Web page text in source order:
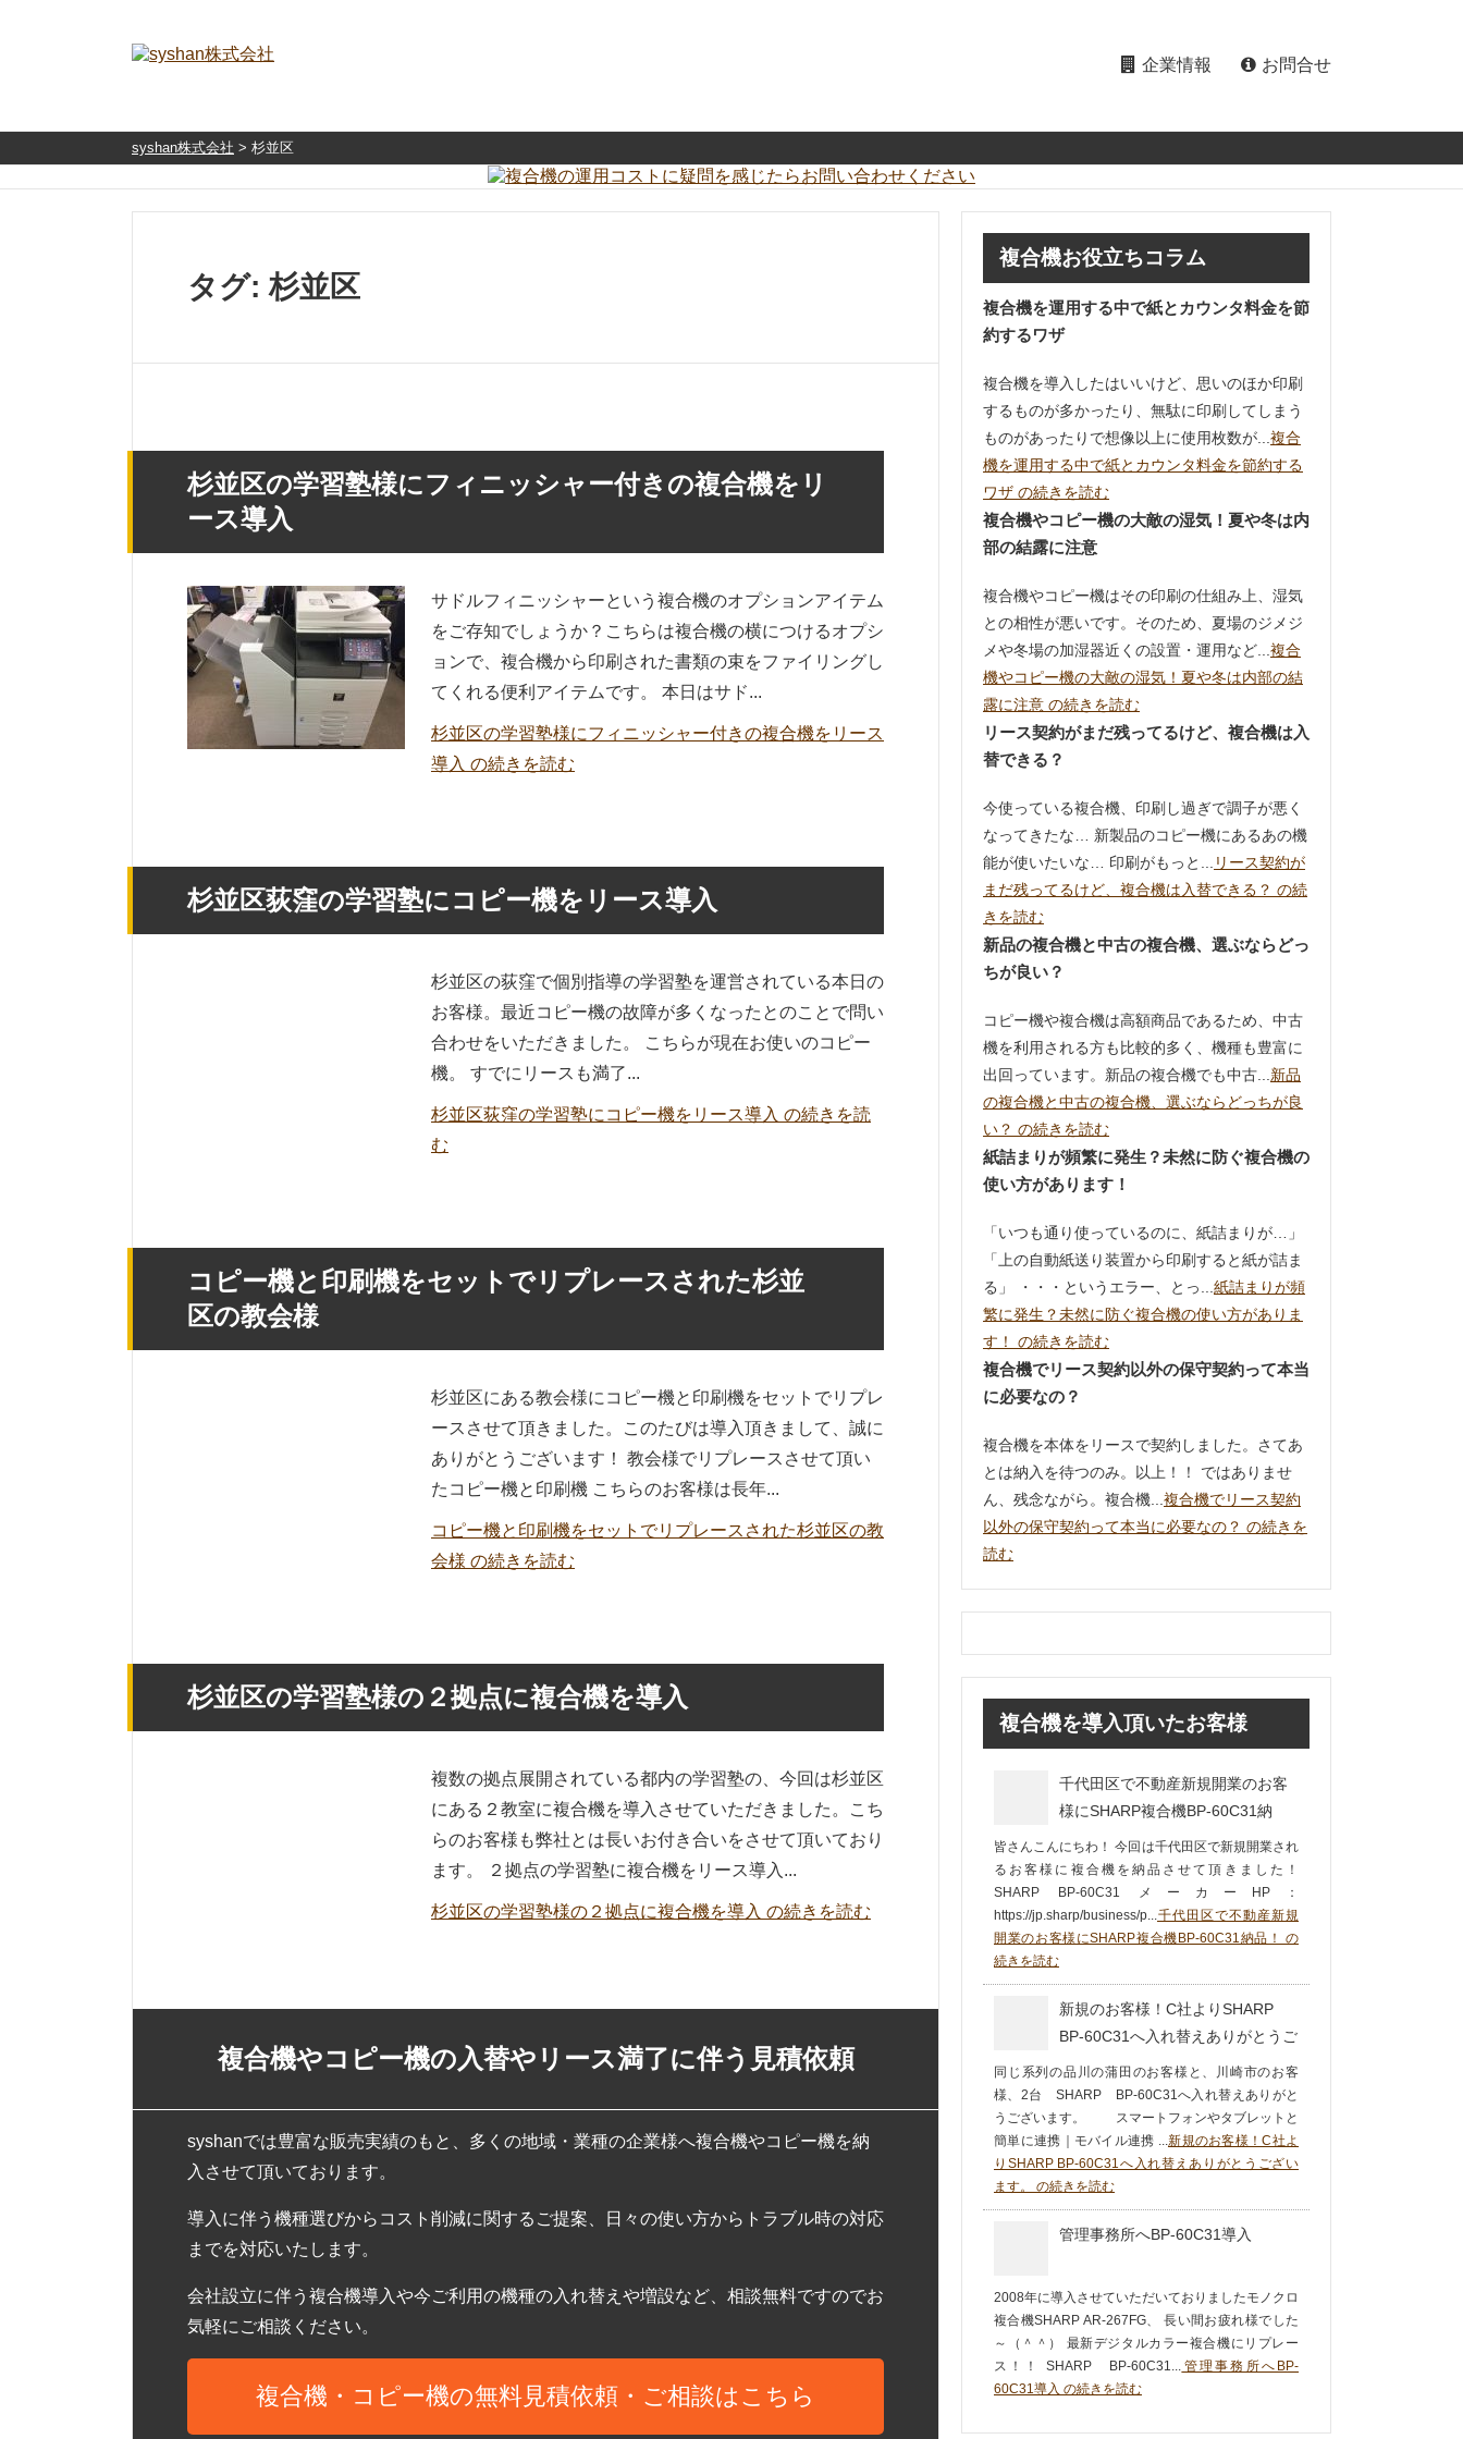
企業情報 お問合せ
syshan株式会社 > 杉並区
タグ:杉並区
杉並区の学習塾様にフィニッシャー付きの複合機をリ
ース導入
サドルフィニッシャーという複合機のオプションアイテム
をご存知でしょうか？こちらは複合機の横につけるオプシ
ョンで、複合機から印刷された書類の束をファイリングし
てくれる便利アイテムです。 本日はサド...
杉並区の学習塾様にフィニッシャー付きの複合機をリース
導入 の続きを読む
杉並区荻窪の学習塾にコピー機をリース導入
杉並区の荻窪で個別指導の学習塾を運営されている本日の
お客様。最近コピー機の故障が多くなったとのことで問い
合わせをいただきました。 こちらが現在お使いのコピー
機。 すでにリースも満了...
杉並区荻窪の学習塾にコピー機をリース導入 の続きを読
む
コピー機と印刷機をセットでリプレースされた杉並
区の教会様
杉並区にある教会様にコピー機と印刷機をセットでリプレ
ースさせて頂きました。このたびは導入頂きまして、誠に
ありがとうございます！ 教会様でリプレースさせて頂い
たコピー機と印刷機 こちらのお客様は長年...
コピー機と印刷機をセットでリプレースされた杉並区の教
会様 の続きを読む
杉並区の学習塾様の２拠点に複合機を導入
複数の拠点展開されている都内の学習塾の、今回は杉並区
にある２教室に複合機を導入させていただきました。こち
らのお客様も弊社とは長いお付き合いをさせて頂いており
ます。 ２拠点の学習塾に複合機をリース導入...
杉並区の学習塾様の２拠点に複合機を導入 の続きを読む
複合機やコピー機の入替やリース満了に伴う見積依頼
syshanでは豊富な販売実績のもと、多くの地域・業種の企業様へ複合機やコピー機を納
入させて頂いております。
導入に伴う機種選びからコスト削減に関するご提案、日々の使い方からトラブル時の対応
までを対応いたします。
会社設立に伴う複合機導入や今ご利用の機種の入れ替えや増設など、相談無料ですのでお
気軽にご相談ください。
複合機・コピー機の無料見積依頼・ご相談はこちら
複合機お役立ちコラム
複合機を運用する中で紙とカウンタ料金を節
約するワザ
複合機を導入したはいいけど、思いのほか印刷
するものが多かったり、無駄に印刷してしまう
ものがあったりで想像以上に使用枚数が... 複合
機を運用する中で紙とカウンタ料金を節約する
ワザ の続きを読む
複合機やコピー機の大敵の湿気！夏や冬は内
部の結露に注意
複合機やコピー機はその印刷の仕組み上、湿気
との相性が悪いです。そのため、夏場のジメジ
メや冬場の加湿器近くの設置・運用など... 複合
機やコピー機の大敵の湿気！夏や冬は内部の結
露に注意 の続きを読む
リース契約がまだ残ってるけど、複合機は入
替できる？
今使っている複合機、印刷し過ぎで調子が悪く
なってきたな… 新製品のコピー機にあるあの機
能が使いたいな… 印刷がもっと...
リース契約が
まだ残ってるけど、複合機は入替できる？ の続
きを読む
新品の複合機と中古の複合機、選ぶならどっ
ちが良い？
コピー機や複合機は高額商品であるため、中古
機を利用される方も比較的多く、機種も豊富に
出回っています。新品の複合機でも中古... 新品
の複合機と中古の複合機、選ぶならどっちが良
い？ の続きを読む
紙詰まりが頻繁に発生？未然に防ぐ複合機の
使い方があります！
「いつも通り使っているのに、紙詰まりが…」
「上の自動紙送り装置から印刷すると紙が詰ま
る」 ・・・というエラー、とっ... 紙詰まりが頻
繁に発生？未然に防ぐ複合機の使い方がありま
す！ の続きを読む
複合機でリース契約以外の保守契約って本当
に必要なの？
複合機を本体をリースで契約しました。さてあ
とは納入を待つのみ。以上！！ ではありませ
ん、残念ながら。複合機... 複合機でリース契約
以外の保守契約って本当に必要なの？ の続きを
読む
複合機を導入頂いたお客様
千代田区で不動産新規開業のお客
様にSHARP複合機BP-60C31納
品！
皆さんこんにちわ！ 今回は千代田区で新規開業され
るお客様に複合機を納品させて頂きました！
SHARP BP-60C31 メーカーHP：
https://jp.sharp/business/p...千代田区で不動産新規
開業のお客様にSHARP複合機BP-60C31納品！ の
続きを読む
新規のお客様！C社よりSHARP
BP-60C31へ入れ替えありがとうご
ざいます。
同じ系列の品川の蒲田のお客様と、川崎市のお客
様、2台 SHARP BP-60C31へ入れ替えありがと
うございます。 スマートフォンやタブレットと
簡単に連携｜モバイル連携 ...新規のお客様！C社よ
りSHARP BP-60C31へ入れ替えありがとうござい
ます。 の続きを読む
管理事務所へBP-60C31導入
2008年に導入させていただいておりましたモノクロ
複合機SHARP AR-267FG、 長い間お疲れ様でした
～（＾＾） 最新デジタルカラー複合機にリプレー
ス！！ SHARP BP-60C31... 管理事務所へBP-
60C31導入 の続きを読む